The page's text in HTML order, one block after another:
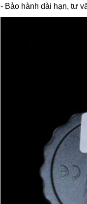
- Bảo hành dài hạn, tư